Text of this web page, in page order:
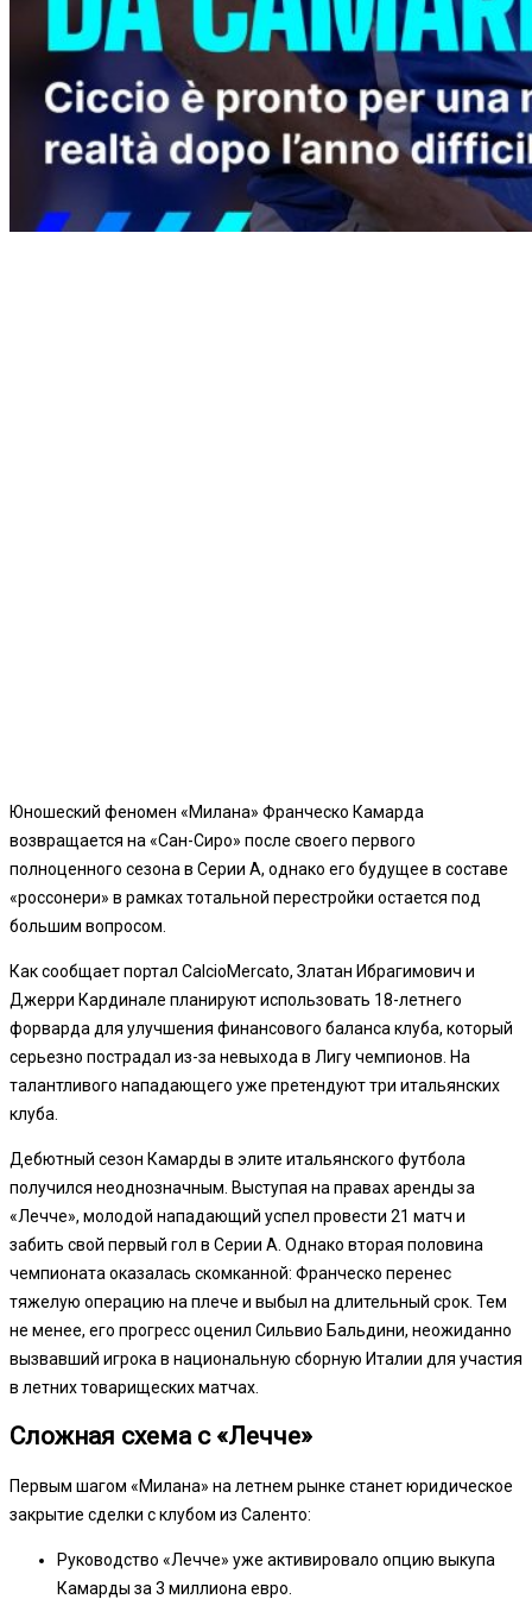
Юношеский феномен «Милана» Франческо Камарда
возвращается на «Сан-Сиро» после своего первого
полноценного сезона в Серии А, однако его будущее в составе
«россонери» в рамках тотальной перестройки остается под
большим вопросом.
Как сообщает портал CalcioMercato, Златан Ибрагимович и
Джерри Кардинале планируют использовать 18-летнего
форварда для улучшения финансового баланса клуба, который
серьезно пострадал из-за невыхода в Лигу чемпионов. На
талантливого нападающего уже претендуют три итальянских
клуба.
Дебютный сезон Камарды в элите итальянского футбола
получился неоднозначным. Выступая на правах аренды за
«Лечче», молодой нападающий успел провести 21 матч и
забить свой первый гол в Серии А. Однако вторая половина
чемпионата оказалась скомканной: Франческо перенес
тяжелую операцию на плече и выбыл на длительный срок. Тем
не менее, его прогресс оценил Сильвио Бальдини, неожиданно
вызвавший игрока в национальную сборную Италии для участия
в летних товарищеских матчах.
Сложная схема с «Лечче»
Первым шагом «Милана» на летнем рынке станет юридическое
закрытие сделки с клубом из Саленто:
Руководство «Лечче» уже активировало опцию выкупа
Камарды за 3 миллиона евро.